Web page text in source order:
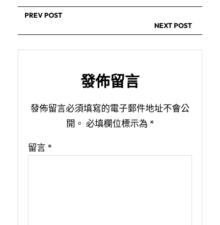
PREV POST
NEXT POST
發佈留言
發佈留言必須填寫的電子郵件地址不會公
開。 必填欄位標示為 *
留言 *